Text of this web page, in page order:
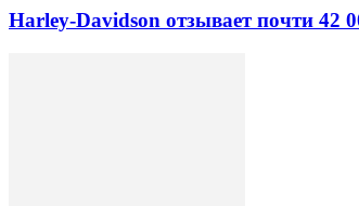
Harley-Davidson отзывает почти 42